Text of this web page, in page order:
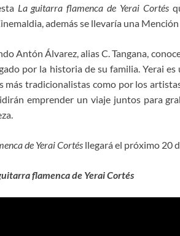
i
n
m
e
r
e
t
La guitarra flamenca de Yerai Cortés
además se llevaría una
Antón Álvarez, alias C. Tangana,
por la historia de su familia. Yerai
más tradicionalistas como por los
emprender un viaje juntos para
de Yerai Cortés llegará el próximo 20
flamenca de Yerai Cortés